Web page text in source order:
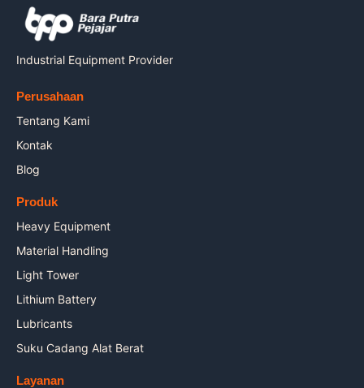
Industrial Equipment Provider
Perusahaan
Tentang Kami
Kontak
Blog
Produk
Heavy Equipment
Material Handling
Light Tower
Lithium Battery
Lubricants
Suku Cadang Alat Berat
Layanan